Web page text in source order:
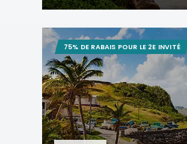
75% DE RABAIS POUR LE 2E INVITÉ